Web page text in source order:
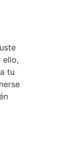
ello,
tu